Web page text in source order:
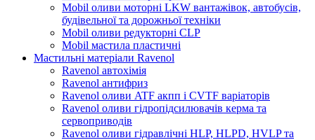
Mobil оливи моторні LKW вантажівок, автобусів,
будівельної та дорожньої техніки
Mobil оливи редукторні CLP
Mobil мастила пластичні
Мастильні матеріали Ravenol
Ravenol автохімія
Ravenol антифриз
Ravenol оливи ATF акпп і CVTF варіаторів
Ravenol оливи гідропідсилювачів керма та
сервоприводів
Ravenol оливи гідравлічні HLP, HLPD, HVLP та